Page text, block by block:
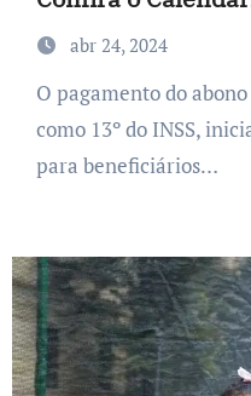
abr 24, 2024
O pagamento do abono anual do INSS, conhecido
como 13º do INSS,
para beneficiários…